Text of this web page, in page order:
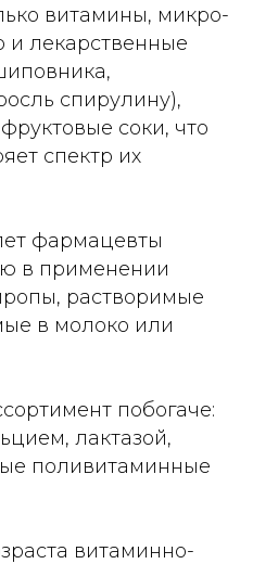
витамины, микро-
и лекарственные
спирулину),
соки, что
спектр их
фармацевты
в применении
растворимые
в молоко или
побогаче:
лактазой,
поливитаминные
витаминно-